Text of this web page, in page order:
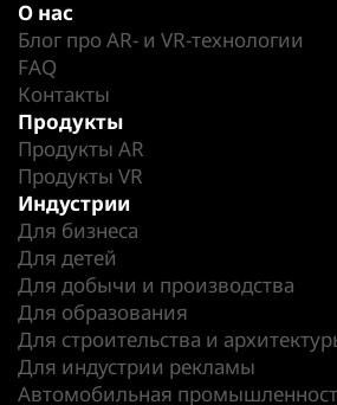
О нас
Блог про AR- и VR-технологии
FAQ
Контакты
Продукты
Продукты AR
Продукты VR
Индустрии
Для бизнеса
Для детей
Для добычи и производства
Для образования
Для строительства и
Для индустрии рекламы
Автомобильная